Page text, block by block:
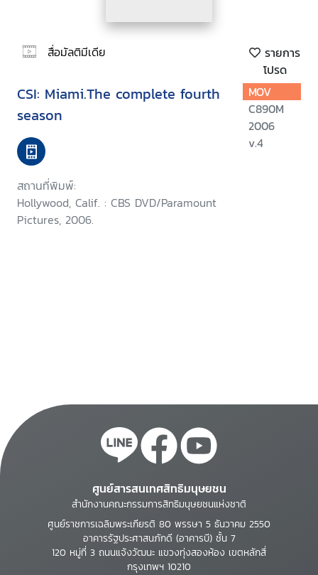
สื่อมัลติมีเดีย
รายการ
โปรด
CSI: Miami.The complete fourth
season
สถานที่พิมพ์:
Hollywood, Calif. : CBS DVD/Paramount
Pictures, 2006.
MOV
C890M
2006
v.4
ศูนย์สารสนเทศสิทธิมนุษยชน
สำนักงานคณะกรรมการสิทธิมนุษยชนแห่งชาติ
ศูนย์ราชการเฉลิมพระเกียรติ 80 พรรษา 5 ธันวาคม 2550
อาคารรัฐประศาสนภักดี (อาคารบี) ชั้น 7
120 หมู่ที่ 3 ถนนแจ้งวัฒนะ แขวงทุ่งสองห้อง เขตหลักสี่
กรุงเทพฯ 10210